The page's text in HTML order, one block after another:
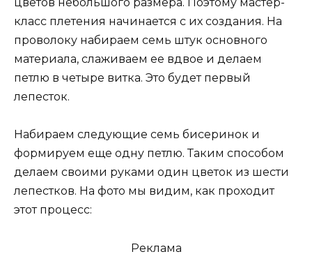
класс плетения начинается с их создания. На
проволоку набираем семь штук основного
материала, слаживаем ее вдвое и делаем
петлю в четыре витка. Это будет первый
лепесток.
Набираем следующие семь бисеринок и
формируем еще одну петлю. Таким способом
делаем своими руками один цветок из шести
лепестков. На фото мы видим, как проходит
этот процесс:
Реклама